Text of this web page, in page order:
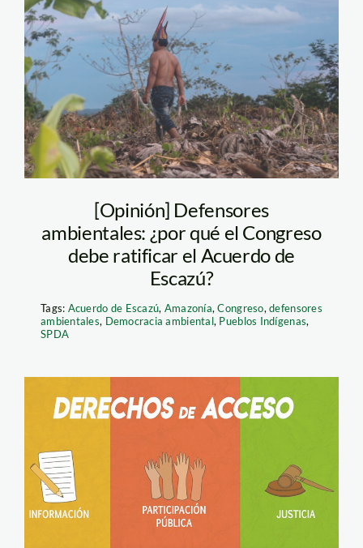
boca-pariamanu—
diego-perez—spda
[Opinión] Defensores
ambientales: ¿por qué el Congreso
debe ratificar el Acuerdo de
Escazú?
Tags: Acuerdo de Escazú, Amazonía,Congreso,defensores
ambientales, Democracia ambiental, Pueblos Indígenas,
SPDA
acceso – SPDA